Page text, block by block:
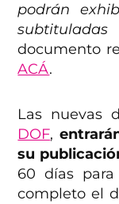
podrán
subtituladas
documento
ACÁ.
Las nuevas
DOF,
su
60 días
completo el